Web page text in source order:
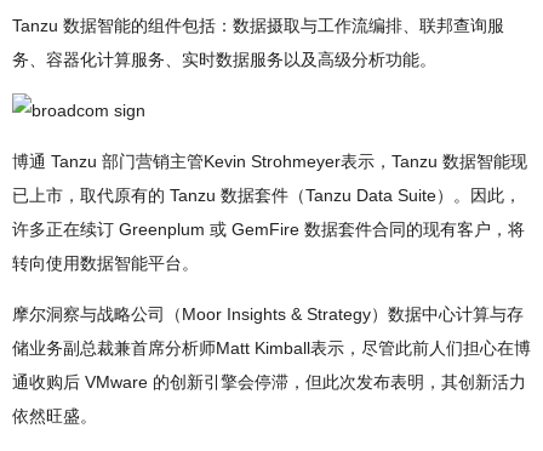
Tanzu 数据智能的组件包括：数据摄取与工作流编排、联邦查询服
务、容器化计算服务、实时数据服务以及高级分析功能。
博通 Tanzu 部门营销主管Kevin Strohmeyer表示，Tanzu 数据智能现
已上市，取代原有的 Tanzu 数据套件（Tanzu Data Suite）。因此，
许多正在续订 Greenplum 或 GemFire 数据套件合同的现有客户，将
转向使用数据智能平台。
摩尔洞察与战略公司（Moor Insights & Strategy）数据中心计算与存
储业务副总裁兼首席分析师Matt Kimball表示，尽管此前人们担心在博
通收购后 VMware 的创新引擎会停滞，但此次发布表明，其创新活力
依然旺盛。